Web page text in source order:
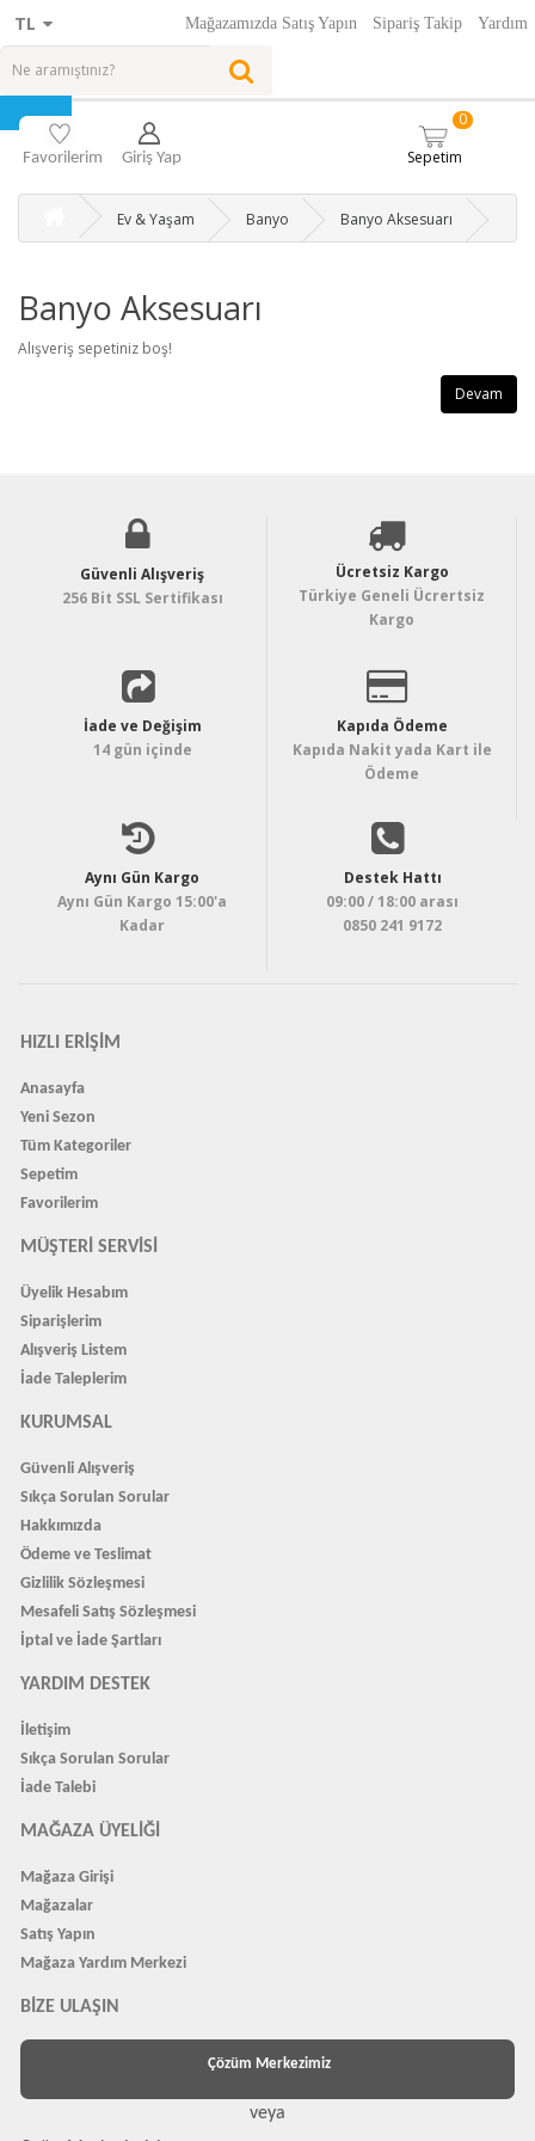
TL Mağazamızda Satış Yapın Sipariş Takip Yardım
0
Sepetim
Favorilerim Giriş Yap
Ev & Yaşam Banyo Banyo Aksesuarı
Banyo Aksesuarı
Alışveriş sepetiniz boş!
Devam
Güvenli Alışveriş
256 Bit SSL Sertifikası
Ücretsiz Kargo
Türkiye Geneli Ücrertsiz
Kargo
İade ve Değişim
14 gün içinde
Kapıda Ödeme
Kapıda Nakit yada Kart ile
Ödeme
Aynı Gün Kargo
Aynı Gün Kargo 15:00'a
Kadar
Destek Hattı
09:00 / 18:00 arası
0850 241 9172
HIZLI ERIŞIM
Anasayfa
Yeni Sezon
Tüm Kategoriler
Sepetim
Favorilerim
MÜŞTERI SERVISI
Üyelik Hesabım
Siparişlerim
Alışveriş Listem
İade Taleplerim
KURUMSAL
Güvenli Alışveriş
Sıkça Sorulan Sorular
Hakkımızda
Ödeme ve Teslimat
Gizlilik Sözleşmesi
Mesafeli Satış Sözleşmesi
İptal ve İade Şartları
YARDIM DESTEK
İletişim
Sıkça Sorulan Sorular
İade Talebi
MAĞAZA ÜYELIĞI
Mağaza Girişi
Mağazalar
Satış Yapın
Mağaza Yardım Merkezi
BIZE ULAŞIN
Çözüm Merkezimiz
veya